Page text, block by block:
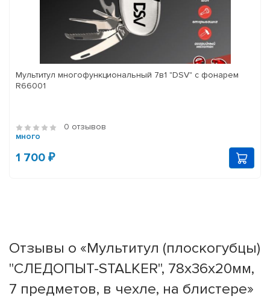
Мультитул многофункциональный 7в1 "DSV" с фонарем
R66001
0 отзывов
много
1 700 ₽
Отзывы о «Мультитул (плоскогубцы)
"СЛЕДОПЫТ-STALKER", 78х36х20мм,
7 предметов, в чехле, на блистере»